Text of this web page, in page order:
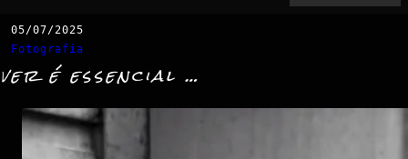
05/07/2025
Fotografia
ver é essencial …